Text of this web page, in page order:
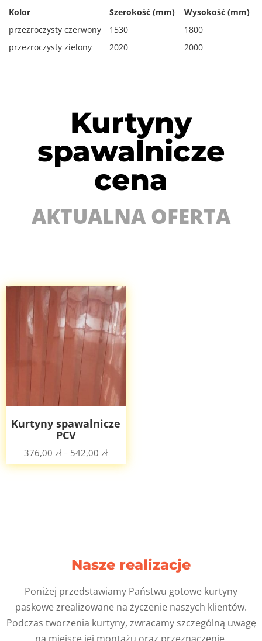
Kolor
Szerokość (mm)
Wysokość (mm)
przezroczysty czerwony
1530
1800
przezroczysty zielony
2020 2000
Kurtyny
spawalnicze
cena
AKTUALNA OFERTA
Kurtyny spawalnicze
PCV
376,00zł – 542,00zł
Nasze realizacje
Poniżej przedstawiamy Państwu gotowe kurtyny
paskowe zrealizowane na życzenie naszych klientów.
Podczas tworzenia kurtyny, zwracamy szczególną uwagę